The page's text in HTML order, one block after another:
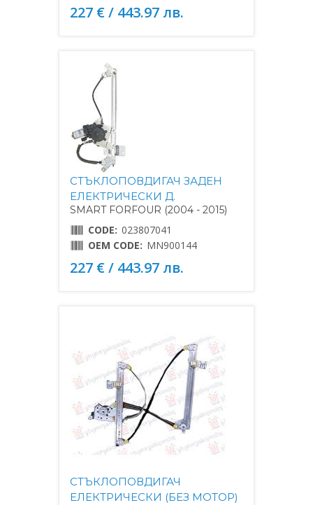
227 € / 443.97 лв.
СТЪКЛОПОВДИГАЧ ЗАДЕН
ЕЛЕКТРИЧЕСКИ Д.
SMART FORFOUR (2004 - 2015)
CODE: 023807041
OEM CODE: MN900144
227 € / 443.97 лв.
СТЪКЛОПОВДИГАЧ
ЕЛЕКТРИЧЕСКИ (БЕЗ МОТОР)